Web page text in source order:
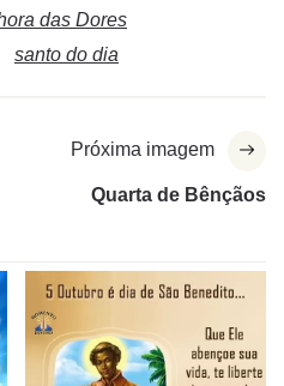
das Dores
santo do dia
Próxima imagem
Quarta de Bênçãos